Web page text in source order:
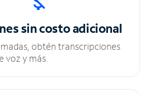
sincosto adicional
obtén transcripciones
voz y más.